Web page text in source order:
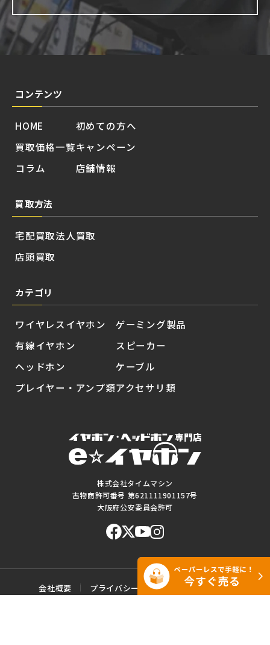
株式会社タイムマシン
古物商許可番号 第621111901157号
大阪府公安委員会許可
コンテンツ
HOME
買取価格一覧
コラム
初めての方へ
キャンペーン
店舗情報
買取方法
宅配買取
店頭買取
法人買取
カテゴリ
ワイヤレスイヤホン
有線イヤホン
ヘッドホン
プレイヤー・アンプ類
ゲーミング製品
スピーカー
ケーブル
アクセサリ類
会社概要 プライバシーポリシー
ご利用規約